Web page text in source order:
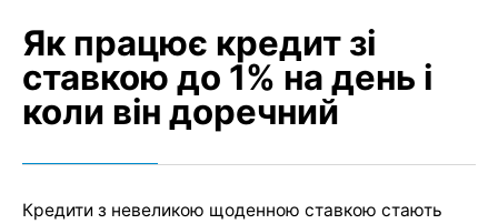
Як працює кредит зі
ставкою до 1% на день і
коли він доречний
Кредити з невеликою щоденною ставкою стають